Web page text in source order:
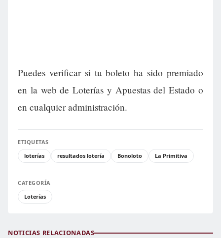
Puedes verificar si tu boleto ha sido premiado
en la web de Loterías y Apuestas del Estado o
en cualquier administración.
ETIQUETAS
loterías
resultados lotería Bonoloto La Primitiva
CATEGORÍA
Loterías
NOTICIAS RELACIONADAS